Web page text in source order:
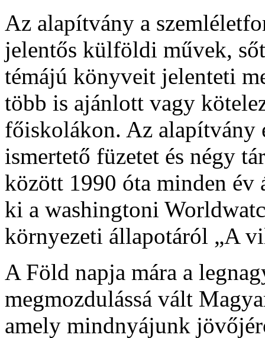
Az alapítvány a
jelentős külföldi művek,
témájú könyveit jelenteti
több is ajánlott vagy
főiskolákon. Az
ismertető füzetet és négy
között 1990 óta minden év
ki a washingtoni
környezeti állapotáról „A
A Föld napja mára a
megmozdulássá vált
amely mindnyájunk